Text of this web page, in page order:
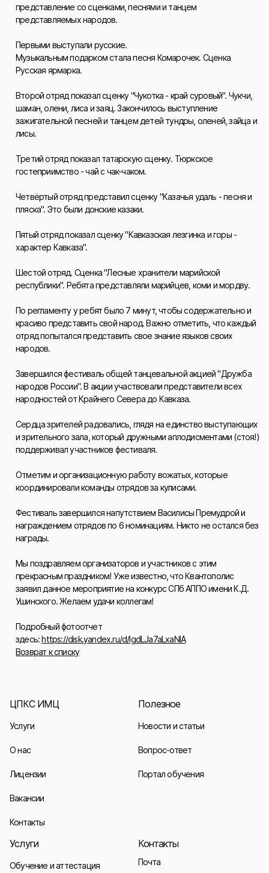
представление со сценками, песнями и танцем
представляемых народов.
Первыми выступали русские.
Музыкальным подарком стала песня Комарочек. Сценка
Русская ярмарка.
Второй отряд показал сценку "Чукотка - край суровый". Чукчи,
шаман, олени, лиса и заяц. Закончилось выступление
зажигательной песней и танцем детей тундры, оленей, зайца и
лисы.
Третий отряд показал татарскую сценку. Тюркское
гостеприимство - чай с чак-чаком.
Четвёртый отряд представил сценку "Казачья удаль - песня и
пляска". Это были донские казаки.
Пятый отряд показал сценку "Кавказская лезгинка и горы -
характер Кавказа".
Шестой отряд. Сценка "Лесные хранители марийской
республики". Ребята представляли марийцев, коми и мордву.
По регламенту у ребят было 7 минут, чтобы содержательно и
красиво представить свой народ. Важно отметить, что каждый
отряд попытался представить свое знание языков своих
народов.
Завершился фестиваль общей танцевальной акцией "Дружба
народов России". В акции участвовали представители всех
народностей от Крайнего Севера до Кавказа.
Сердца зрителей радовались, глядя на единство выступающих
и зрительного зала, который дружными аплодисментами (стоя!)
поддерживал участников фестиваля.
Отметим и организационную работу вожатых, которые
координировали команды отрядов за кулисами.
Фестиваль завершился напутствием Василисы Премудрой и
награждением отрядов по 6 номинациям. Никто не остался без
награды.
Мы поздравляем организаторов и участников с этим
прекрасным праздником! Уже известно, что Квантополис
заявил данное мероприятие на конкурс СПб АППО имени К.Д.
Ушинского. Желаем удачи коллегам!
Подробный фотоотчет
здесь:https://disk.yandex.ru/d/IgdLJa7aLxaNlA
Возврат к списку
ЦПКС ИМЦ
Услуги
О нас
Лицензии
Вакансии
Контакты
Полезное
Новости и статьи
Вопрос-ответ
Портал обучения
Услуги
Обучение и аттестация
Контакты
Почта